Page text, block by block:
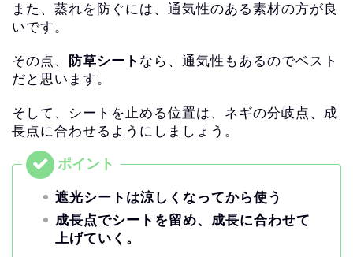
また、蒸れを防ぐには、通気性のある素材の方が良
いです。
その点、 防草シート なら、通気性もあるのでベスト
だと思います。
そして、シートを止める位置は、ネギの分岐点、
成
長点に合わせるようにしましょう。
遮光シートは涼しくなってから使う
成長点でシートを留め、成長に合わせて
上げていく。